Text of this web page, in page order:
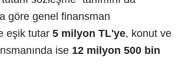
göre genel finansman
eşik tutar 5 milyon TL'ye, konut ve
ise 12 milyon 500 bin